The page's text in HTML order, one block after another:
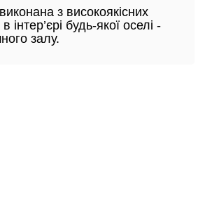
з високоякісних
будь-якої оселі -
залу.